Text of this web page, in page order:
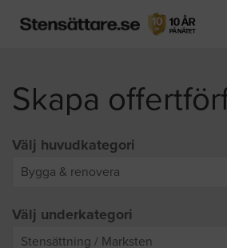
Skapa
Välj huvudkategori
Välj underkategori